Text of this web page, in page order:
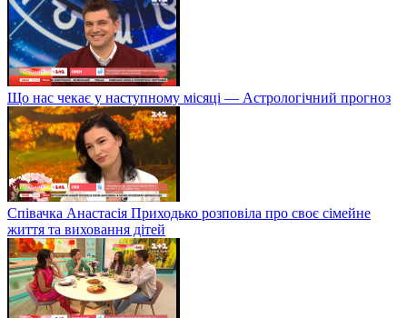
Що нас чекає у наступному місяці — Астрологічний прогноз
Співачка Анастасія Приходько розповіла про своє сімейне
життя та виховання дітей